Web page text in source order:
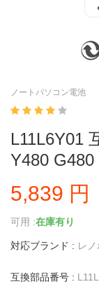
ノートパソコン電池
L11L6Y01
Y480
5,839 円
可用 :在庫有り
対応ブランド : レ
互換部品番号 :